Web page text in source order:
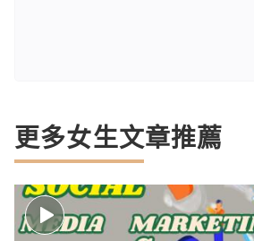
更多女生文章推薦